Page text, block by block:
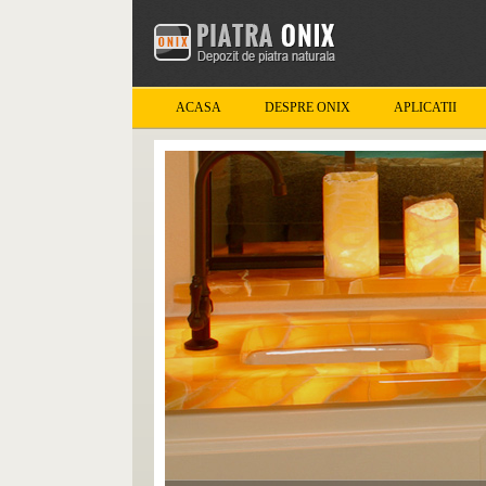
ACASA DESPRE ONIX APLICATII